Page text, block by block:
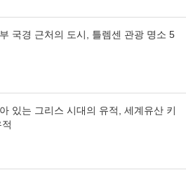
국경 근처의 도시, 틀렘센 관광 명소 5
있는 그리스 시대의 유적, 세계유산 키